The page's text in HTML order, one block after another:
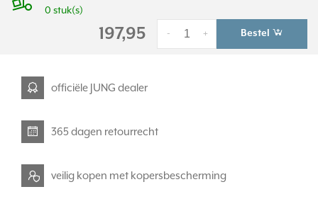
0 stuk(s)
197,95 +
- Bestel
officiële JUNG dealer
365 dagen retourrecht
veilig kopen met kopersbescherming